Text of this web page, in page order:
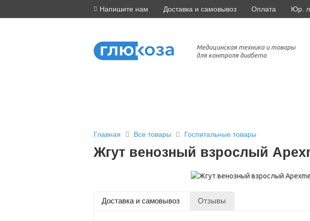
Напишите нам Доставка и самовывоз Оплата Юр.
Медицинская техника и товары
для контроля диабета
Главная Все товары Госпитальные товары
Жгут венозный взрослый
Доставка и самовывоз Отзывы